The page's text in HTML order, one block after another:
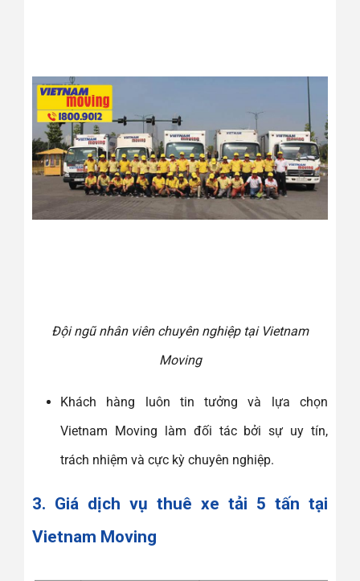
Đội ngũ nhân viên chuyên nghiệp tại Vietnam
Moving
Khách hàng luôn tin tưởng và lựa chọn
Vietnam Moving làm đối tác bởi sự uy tín,
trách nhiệm và cực kỳ chuyên nghiệp.
3. Giá dịch vụ thuê xe tải 5 tấn tại
Vietnam Moving